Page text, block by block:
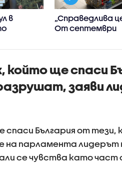
в
„Справедлива
От септември
заработят
проследяване
цените
който ще спаси
заяви
България от тези,
на парламента лидерът
се чувства като